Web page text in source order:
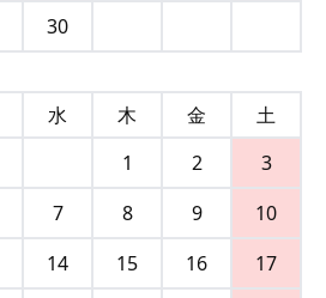
30
水 木 金
土
1
2
3
7 8 9
10
14 15 16
17